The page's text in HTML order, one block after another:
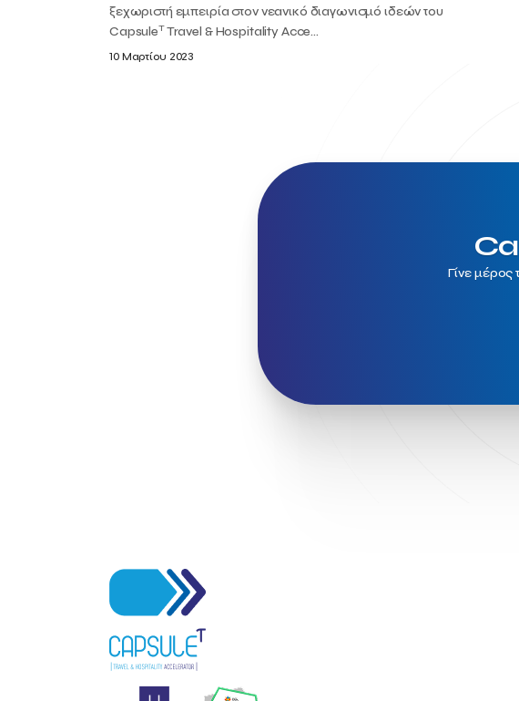
ξεχωριστή εμπειρία στον νεανικό διαγωνισμό ιδεών του
CapsuleTTravel & Hospitality Acce...
10 Μαρτίου 2023
Γίνε μέρος